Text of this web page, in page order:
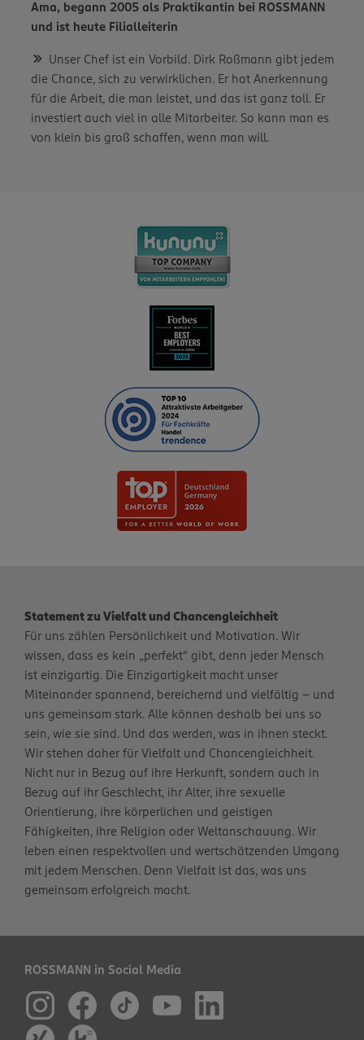
Ama, begann 2005 als Praktikantin bei ROSSMANN
und ist heute Filialleiterin
Unser Chef ist ein Vorbild. Dirk Roßmann gibt jedem
die Chance, sich zu verwirklichen. Er hat Anerkennung
für die Arbeit, die man leistet, und das ist ganz toll. Er
investiert auch viel in alle Mitarbeiter. So kann man es
von klein bis groß schaffen, wenn man will.
Statement zu Vielfalt und Chancengleichheit
Für uns zählen Persönlichkeit und Motivation. Wir
wissen, dass es kein „perfekt“ gibt, denn jeder Mensch
ist einzigartig. Die Einzigartigkeit macht unser
Miteinander spannend, bereichernd und vielfältig – und
uns gemeinsam stark. Alle können deshalb bei uns so
sein, wie sie sind. Und das werden, was in ihnen steckt.
Wir stehen daher für Vielfalt und Chancengleichheit.
Nicht nur in Bezug auf ihre Herkunft, sondern auch in
Bezug auf ihr Geschlecht, ihr Alter, ihre sexuelle
Orientierung, ihre körperlichen und geistigen
Fähigkeiten, ihre Religion oder Weltanschauung. Wir
leben einen respektvollen und wertschätzenden Umgang
mit jedem Menschen. Denn Vielfalt ist das, was uns
gemeinsam erfolgreich macht.
ROSSMANN in Social Media